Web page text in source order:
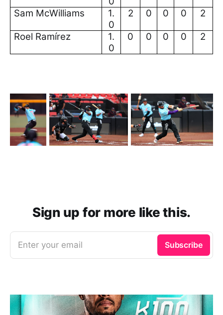
Sam McWilliams
1.
0
2 0 0 0 2
Roel Ramírez
1.
0
0 0 0 0 2
Sign up for more like this.
Enter your email Subscribe